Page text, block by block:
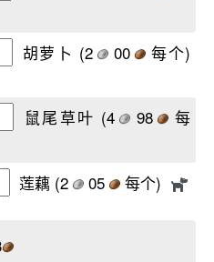
胡萝卜 (2 00 每个)
鼠尾草叶 (4 98
每
莲藕 (2 05 每个)